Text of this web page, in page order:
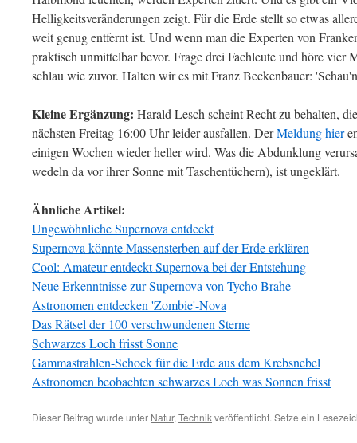
Helligkeitsveränderungen zeigt. Für die Erde stellt so etwas
weit genug entfernt ist. Und wenn man die Experten von
praktisch unmittelbar bevor. Frage drei Fachleute und höre vier
schlau wie zuvor. Halten wir es mit Franz Beckenbauer:
Kleine Ergänzung: Harald Lesch scheint Recht zu behalten,
nächsten Freitag 16:00 Uhr leider ausfallen. DerMeldung hier
einigen Wochen wieder heller wird. Was die Abdunklung
wedeln da vor ihrer Sonne mit Taschentüchern), ist ungeklärt.
Ähnliche Artikel:
Ungewöhnliche Supernova entdeckt
Supernova könnte Massensterben auf der Erde erklären
Cool: Amateur entdeckt Supernova bei der Entstehung
Neue Erkenntnisse zur Supernova von Tycho Brahe
Astronomen entdecken 'Zombie'-Nova
Das Rätsel der 100 verschwundenen Sterne
Schwarzes Loch frisst Sonne
Gammastrahlen-Schock für die Erde aus dem Krebsnebel
Astronomen beobachten schwarzes Loch was Sonnen frisst
Dieser Beitrag wurde unter Natur, Technikveröffentlicht. Setze ein